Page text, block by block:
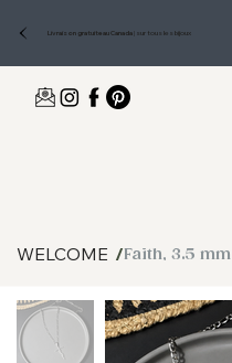
Livraison gratuite au Canada| sur tous les bijoux
WELCOME /Faith, 3.5 mm